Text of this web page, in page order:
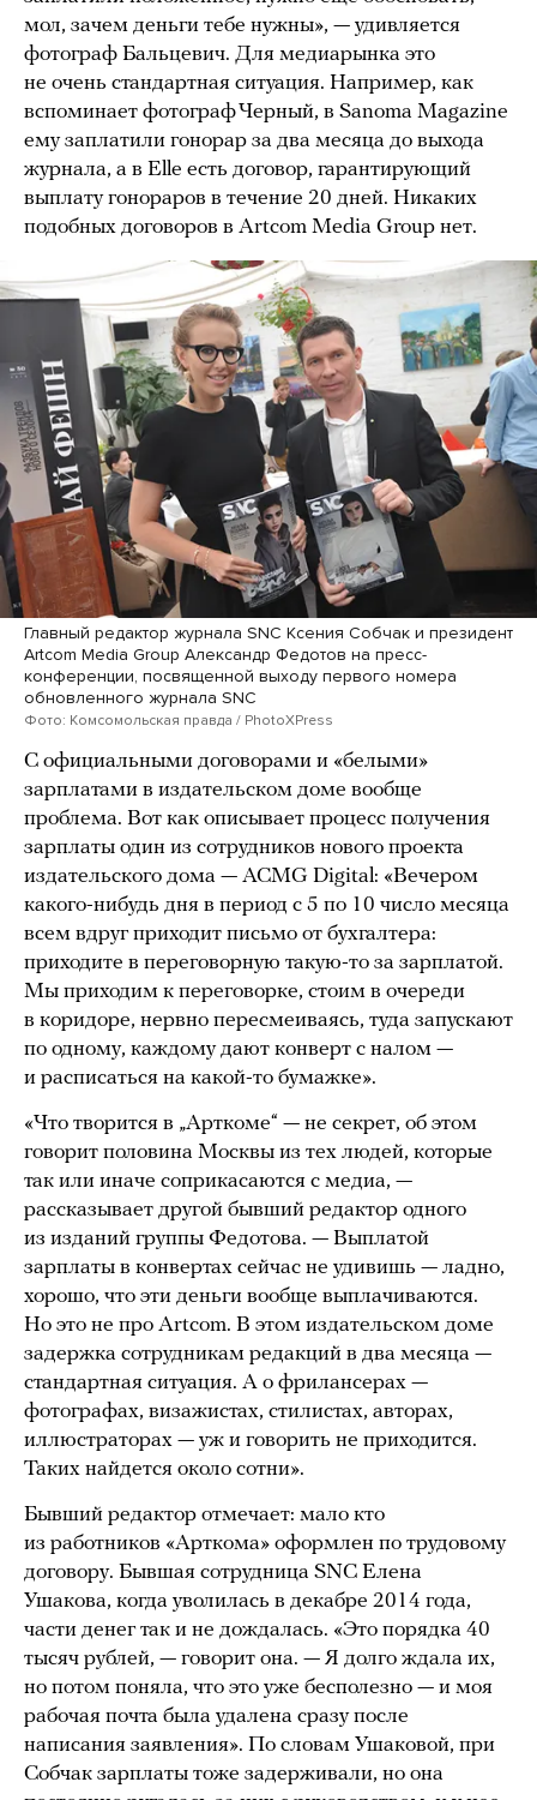
мол, зачем деньги тебе нужны», — удивляется
фотограф Бальцевич. Для медиарынка это
не очень стандартная ситуация. Например, как
вспоминает фотограф Черный, в Sanoma Magazine
ему заплатили гонорар за два месяца до выхода
журнала, а в Elle есть договор, гарантирующий
выплату гонораров в течение 20 дней. Никаких
подобных договоров в Artcom Media Group нет.
Главный редактор журнала SNC Ксения Собчак и президент
Artcom Media Group Александр Федотов на пресс-
конференции, посвященной выходу первого номера
обновленного журнала SNC
Фото: Комсомольская правда / PhotoXPress
С официальными договорами и «белыми»
зарплатами в издательском доме вообще
проблема. Вот как описывает процесс получения
зарплаты один из сотрудников нового проекта
издательского дома — ACMG Digital: «Вечером
какого-нибудь дня в период с 5 по 10 число месяца
всем вдруг приходит письмо от бухгалтера:
приходите в переговорную такую-то за зарплатой.
Мы приходим к переговорке, стоим в очереди
в коридоре, нервно пересмеиваясь, туда запускают
по одному, каждому дают конверт с налом —
и расписаться на какой-то бумажке».
«Что творится в „Арткоме“ — не секрет, об этом
говорит половина Москвы из тех людей, которые
так или иначе соприкасаются с медиа, —
рассказывает другой бывший редактор одного
из изданий группы Федотова. — Выплатой
зарплаты в конвертах сейчас не удивишь — ладно,
хорошо, что эти деньги вообще выплачиваются.
Но это не про Artcom. В этом издательском доме
задержка сотрудникам редакций в два месяца —
стандартная ситуация. А о фрилансерах —
фотографах, визажистах, стилистах, авторах,
иллюстраторах — уж и говорить не приходится.
Таких найдется около сотни».
Бывший редактор отмечает: мало кто
из работников «Арткома» оформлен по трудовому
договору. Бывшая сотрудница SNC Елена
Ушакова, когда уволилась в декабре 2014 года,
части денег так и не дождалась. «Это порядка 40
тысяч рублей, — говорит она. — Я долго ждала их,
но потом поняла, что это уже бесполезно — и моя
рабочая почта была удалена сразу после
написания заявления». По словам Ушаковой, при
Собчак зарплаты тоже задерживали, но она